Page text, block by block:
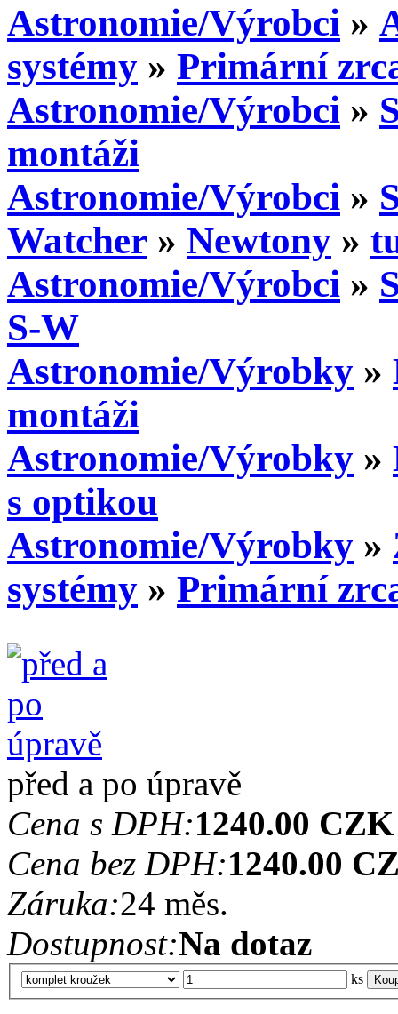
Astronomie/Výrobci »
systémy » Primární
Astronomie/Výrobci »
montáži
Astronomie/Výrobci »
Watcher » Newtony »
Astronomie/Výrobci »
S-W
Astronomie/Výrobky »
montáži
Astronomie/Výrobky »
s optikou
Astronomie/Výrobky »
systémy » Primární
před a po úpravě
Cena s DPH:1240.00 CZK
Cena bez DPH:1240.00
Záruka:24 měs.
Dostupnost:Na dotaz
ks